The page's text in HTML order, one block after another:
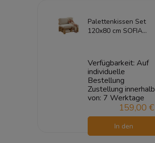
Palettenkissen Set
120x80 cm SOFIA
waschbar
Verfügbarkeit: Auf
individuelle
Bestellung
Zustellung innerhalb
von: 7 Werktage
159,00 €
In den